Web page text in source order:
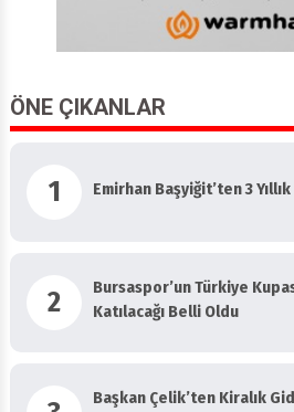
ÖNE ÇIKANLAR
1 Emirhan Başyiğit’ten 3
2
Bursaspor’un Türkiye
Katılacağı Belli Oldu
Başkan Çelik’ten Kiralık